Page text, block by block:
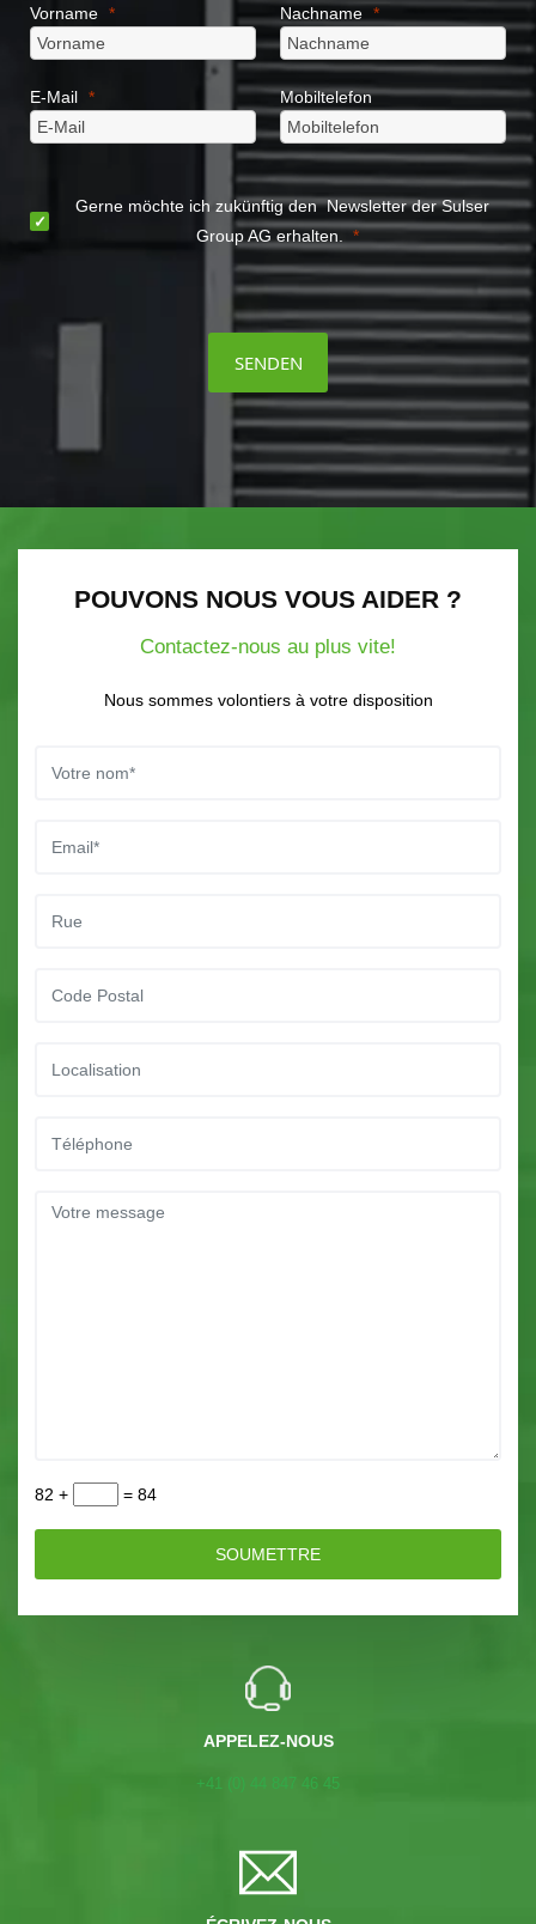
Vorname Nachname
E-Mail Mobiltelefon
Gerne möchte ich zukünftig den Newsletter der Sulser
Group AG erhalten.
SENDEN
POUVONS NOUS VOUS AIDER ?
Contactez-nous au plus vite!
Nous sommes volontiers à votre disposition
82 + = 84
APPELEZ-NOUS
+41 (0) 44 847 46 45